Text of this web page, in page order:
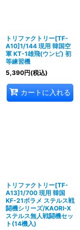
トリファクトリー[TF-
A10]1/144 現用 韓国空
軍 KT-1雄飛(ウンピ) 初
等練習機
5,390円(税込)
カートに入れる
トリファクトリー[TF-
A13]1/700 現用 韓国
KF-21ボラメ ステルス戦
闘機シリーズ/KAORI-X
ステルス無人戦闘機セッ
ト(14機入)